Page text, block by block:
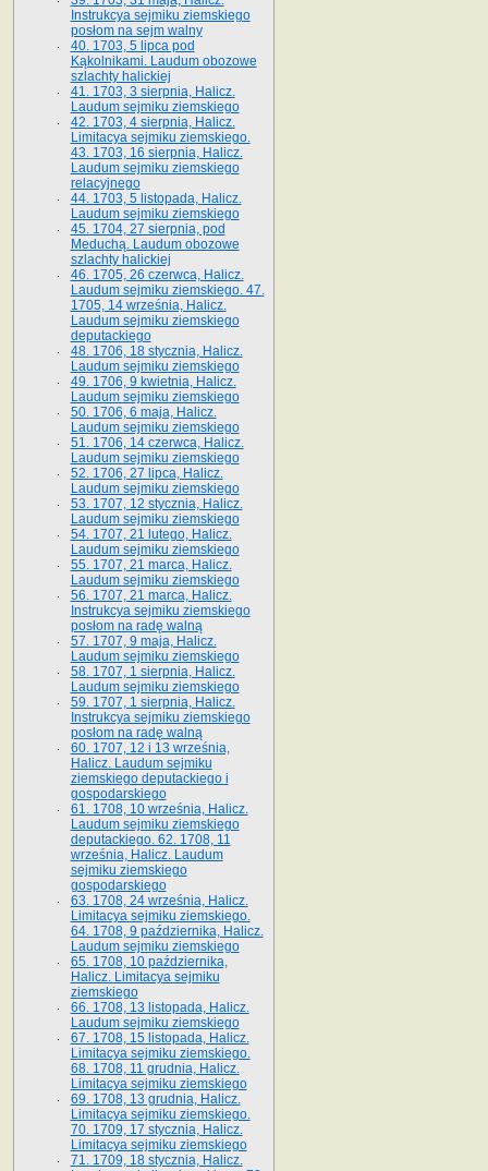
Instrukcya sejmiku ziemskiego
posłom na sejm walny
40. 1703, 5 lipca pod
Kąkolnikami. Laudum obozowe
szlachty halickiej
41­. 1703, 3 sierpnia, Halicz.
Laudum sejmiku ziemskiego
42. 1703, 4 sierpnia, Halicz.
Limitacya sejmiku ziemskiego.
43. 1703, 16 sierpnia, Halicz.
Laudum sejmiku ziemskiego
relacyjnego
44. 1703, 5 listopada, Halicz.
Laudum sejmiku ziemskiego
45. 1704, 27 sierpnia, pod
Meduchą. Laudum obozowe
szlachty halickiej
46. 1705, 26 czerwca, Halicz.
Laudum sejmiku ziemskiego. 47.
1705, 14 września, Halicz.
Laudum sejmiku ziemskiego
deputackiego
48. 1706, 18 stycznia, Halicz.
Laudum sejmiku ziemskiego
49. 1706, 9 kwietnia, Halicz.
Laudum sejmiku ziemskiego
50. 1706, 6 maja, Halicz.
Laudum sejmiku ziemskiego
51. 1706, 14 czerwca, Halicz.
Laudum sejmiku ziemskiego
52. 1706, 27 lipca, Halicz.
Laudum sejmiku ziemskiego
53. 1707, 12 stycznia, Halicz.
Laudum sejmiku ziemskiego
54. 1707, 21 lutego, Halicz.
Laudum sejmiku ziemskiego
55. 1707, 21 marca, Halicz.
Laudum sejmiku ziemskiego
56. 1707, 21 marca, Halicz.
Instrukcya sejmiku ziemskiego
posłom na radę walną
57. 1707, 9 maja, Halicz.
Laudum sejmiku ziemskiego
58. 1707, 1 sierpnia, Halicz.
Laudum sejmiku ziemskiego
59. 1707, 1 sierpnia, Halicz.
Instrukcya sejmiku ziemskiego
posłom na radę walną
60. 1707, 12 i 13 września,
Halicz. Laudum sejmiku
ziemskiego deputackiego i
gospodarskiego
61. 1708, 10 września, Halicz.
Laudum sejmiku ziemskiego
deputackiego. 62. 1708, 11
września, Halicz. Laudum
sejmiku ziemskiego
gospodarskiego
63. 1708, 24 września, Halicz.
Limitacya sejmiku ziemskiego.
64. 1708, 9 października, Halicz.
Laudum sejmiku ziemskiego
65­. 1708, 10 października,
Halicz. Limitacya sejmiku
ziemskiego
66. 1708, 13 listopada, Halicz.
Laudum sejmiku ziemskiego
67. 1708, 15 listopada, Halicz.
Limitacya sejmiku ziemskiego.
68. 1708, 11 grudnia, Halicz.
Limitacya sejmiku ziemskiego
69. 1708, 13 grudnia, Halicz.
Limitacya sejmiku ziemskiego.
70. 1709, 17 stycznia, Halicz.
Limitacya sejmiku ziemskiego
71. 1709, 18 stycznia, Halicz.